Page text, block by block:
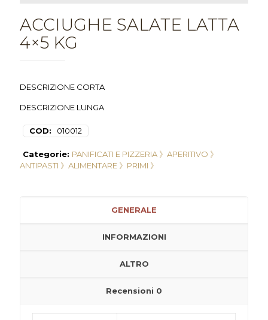
ACCIUGHE SALATE LATTA
4×5 KG
DESCRIZIONE CORTA
DESCRIZIONE LUNGA
COD: 010012
Categorie: PANIFICATI E PIZZERIA 》 APERITIVO 》
ANTIPASTI 》 ALIMENTARE 》 PRIMI 》
GENERALE
INFORMAZIONI
ALTRO
Recensioni 0